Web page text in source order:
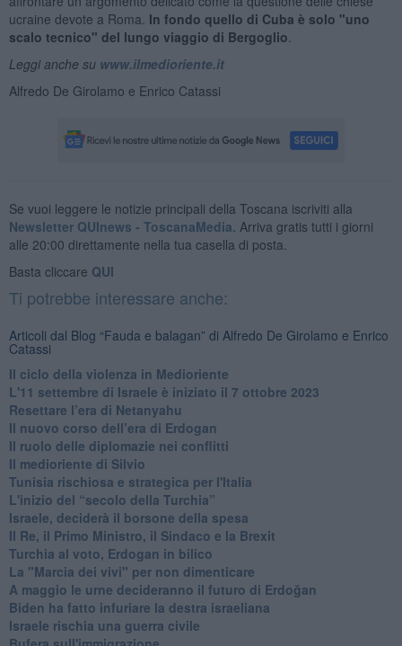
ucraine devote a Roma. In fondo quello di Cuba è solo "uno
scalo tecnico" del lungo viaggio di Bergoglio
Leggi anche su www.ilmedioriente.it
Alfredo De Girolamo e Enrico Catassi
Se vuoi leggere le notizie principali della Toscana iscriviti alla
Newsletter QUInews - ToscanaMedia. Arriva gratis tutti i giorni
alle 20:00 direttamente nella tua casella di posta.
Basta cliccare QUI
Ti potrebbe interessare anche:
Articoli dal Blog “Fauda e balagan” di Alfredo De Girolamo e Enrico
Catassi
Il ciclo della violenza in Medioriente
L'11 settembre di Israele è iniziato il 7 ottobre 2023
Resettare l’era di Netanyahu
​Il nuovo corso dell’era di Erdogan
Il ruolo delle diplomazie nei conflitti
Il medioriente di Silvio
Tunisia rischiosa e strategica per l'Italia
L'inizio del “secolo della Turchia”
Israele, deciderà il borsone della spesa
Il Re, il Primo Ministro, il Sindaco e la Brexit
Turchia al voto, Erdogan in bilico
La "Marcia dei vivi" per non dimenticare
A maggio le urne decideranno il futuro di Erdoğan
Biden ha fatto infuriare la destra israeliana
Israele rischia una guerra civile